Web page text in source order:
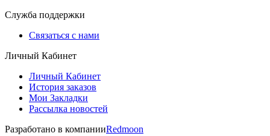
Служба поддержки
Связаться с нами
Личный Кабинет
Личный Кабинет
История заказов
Мои Закладки
Рассылка новостей
Разработано в компанииRedmoon